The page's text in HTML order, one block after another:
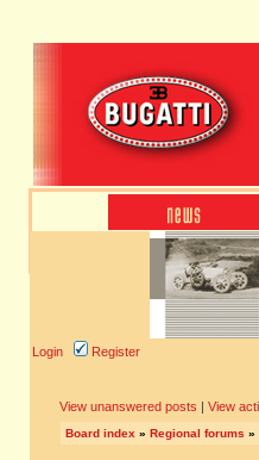
Login Register
View unanswered posts | View
Board index » Regional forums »